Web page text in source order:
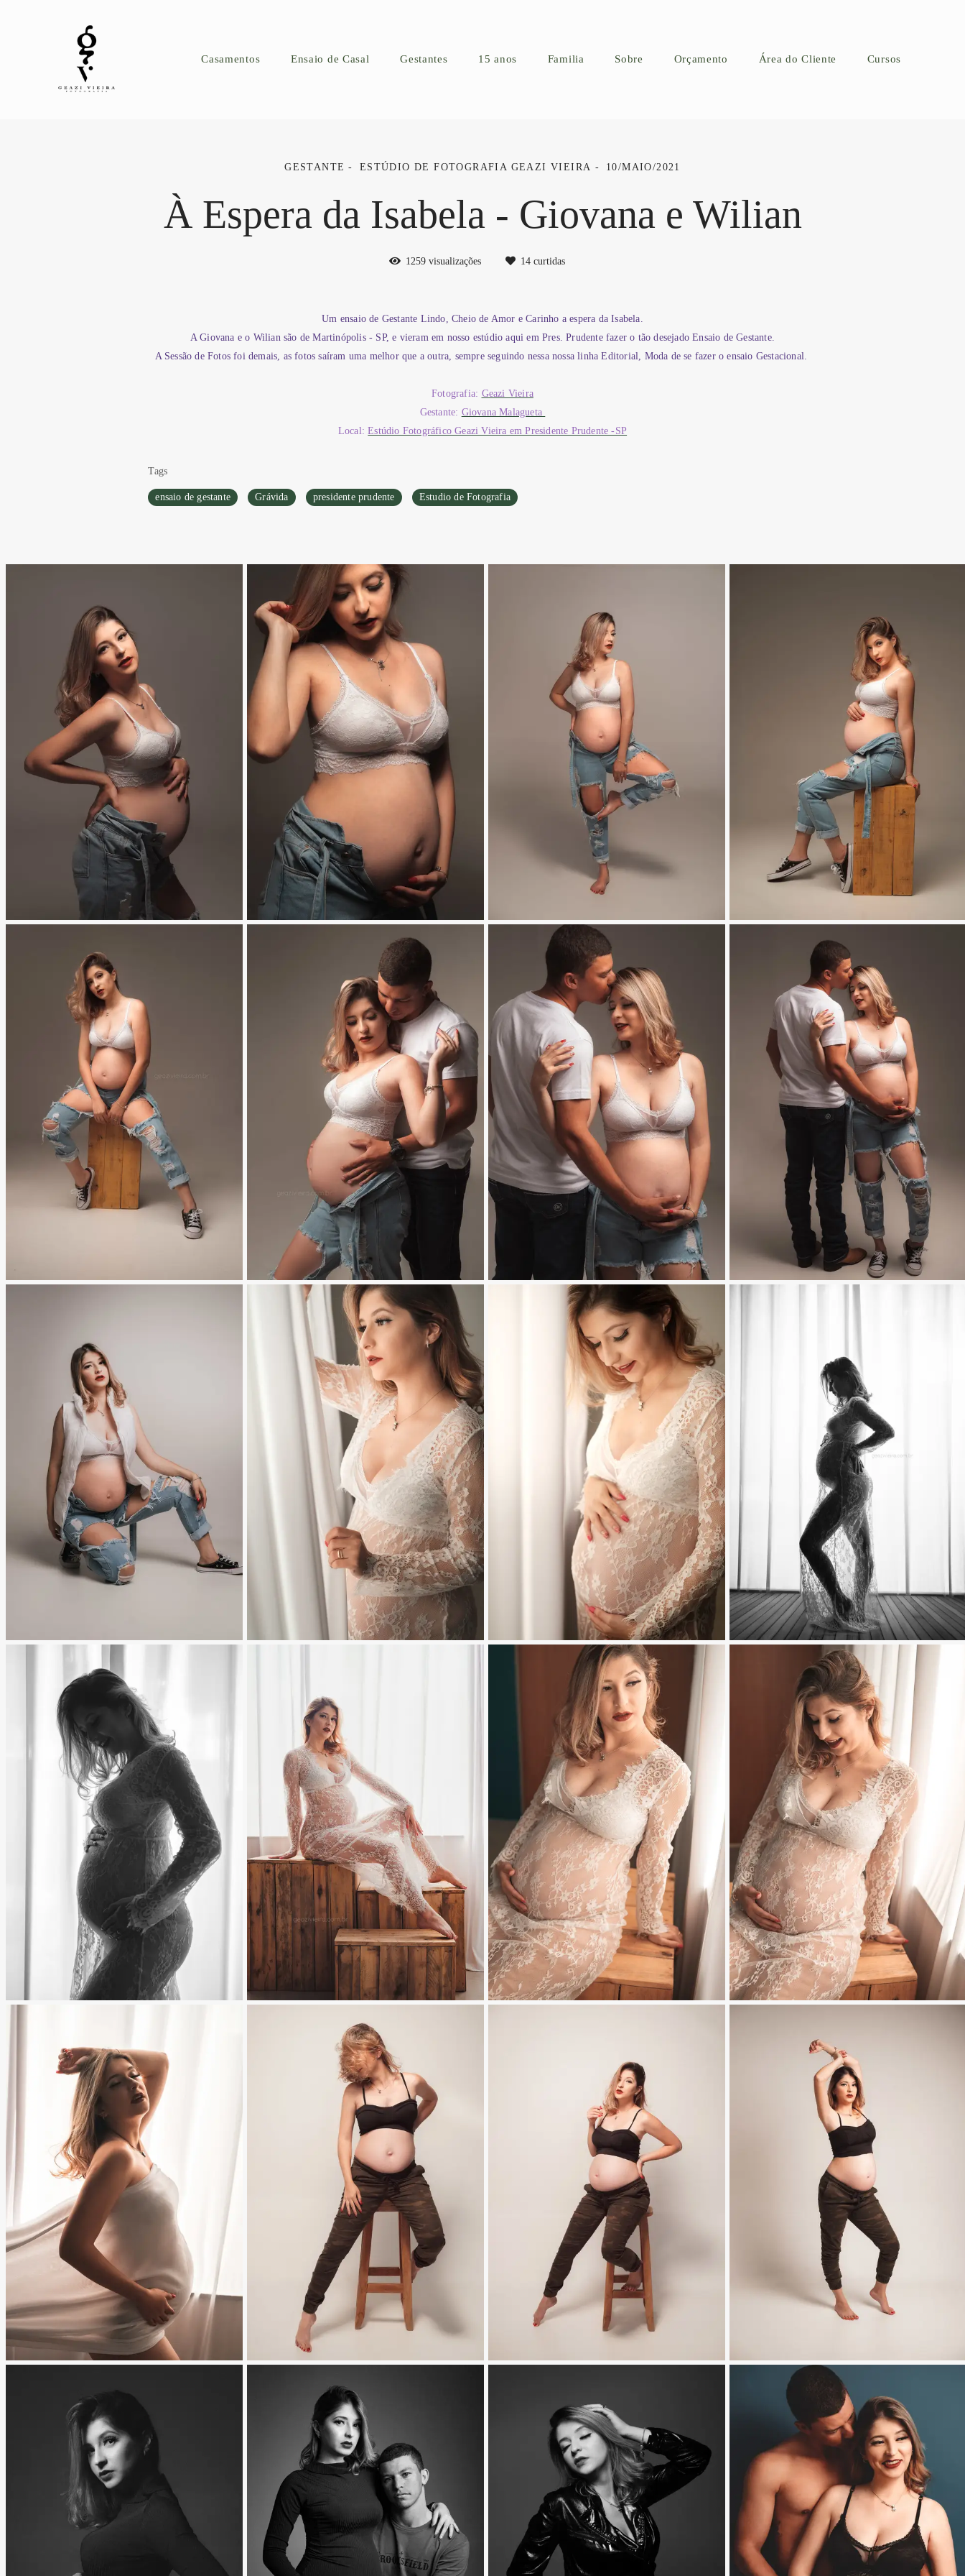
Casamentos Ensaio de Casal Gestantes 15 anos Familia Sobre Orçamento Área do Cliente Cursos
GESTANTE ESTÚDIO DE FOTOGRAFIA GEAZI VIEIRA 10/MAIO/2021
À Espera da Isabela - Giovana e Wilian
1259 visualizações 14 curtidas
Um ensaio de Gestante Lindo, Cheio de Amor e Carinho a espera da Isabela.
A Giovana e o Wilian são de Martinópolis - SP, e vieram em nosso estúdio aqui em Pres. Prudente fazer o tão desejado Ensaio de Gestante.
A Sessão de Fotos foi demais, as fotos saíram uma melhor que a outra, sempre seguindo nessa nossa linha Editorial, Moda de se fazer o ensaio Gestacional.
Fotografia: Geazi Vieira
Gestante: Giovana Malagueta
Local:Estúdio Fotográfico Geazi Vieira em Presidente Prudente -SP
Tags
ensaio de gestante Grávida presidente prudente Estudio de Fotografia